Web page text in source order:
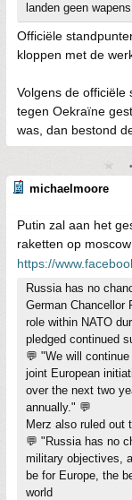
landen geen
Officiële
kloppen met de
Volgens de officiële
tegen Oekraïne
was, dan bestond
michaelmoore
Putin zal aan het
raketten op
https://
Russia has no
German Chancellor
role within NATO
pledged continued
💬 "We will
joint European
over the next two
annually." 💬
Merz also ruled out
💬 "Russia has no
military objectives,
be for Europe, the
world